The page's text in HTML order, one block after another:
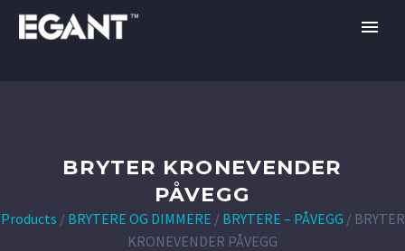
BRYTER KRONEVENDER
PÅVEGG
Products / BRYTERE OG DIMMERE / BRYTERE – PÅVEGG / BRYTER
KRONEVENDER PÅVEGG